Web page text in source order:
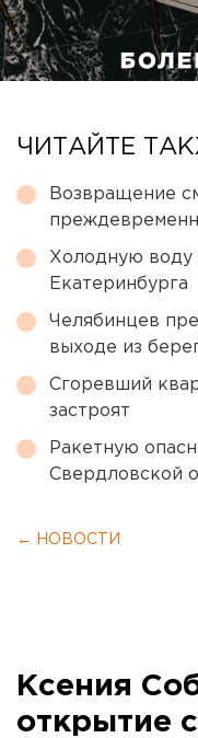
ЧИТАЙТЕ
Возвращение
Холодную
Екатеринбурга
Челябинцев
выходе из
Сгоревший
застроят
Ракетную
Свердловской
← НОВОСТИ
Ксения
открытие